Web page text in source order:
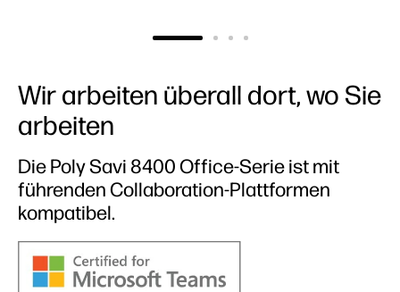
Wir arbeiten überall dort, wo Sie
arbeiten
Die Poly Savi 8400 Office-Serie ist mit
führenden Collaboration-Plattformen
kompatibel.